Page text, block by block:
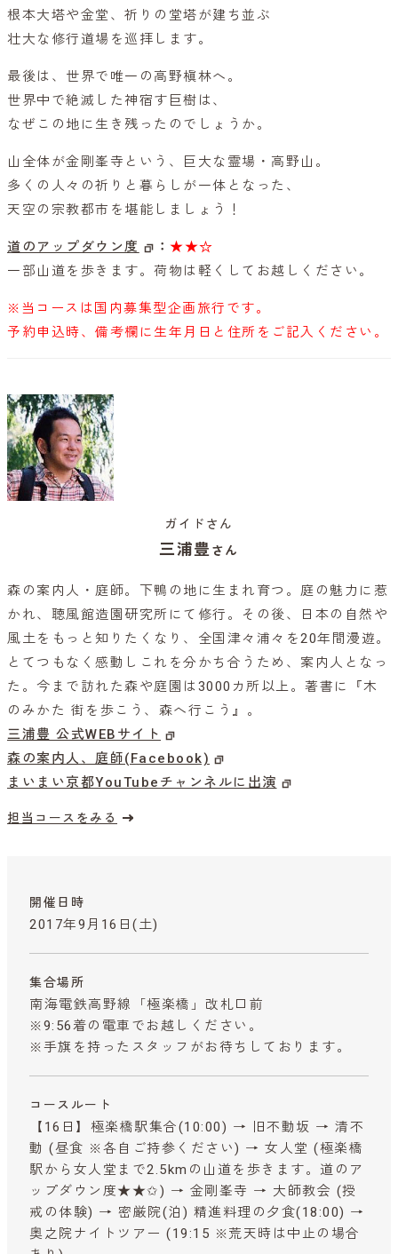
根本大塔や金堂、祈りの堂塔が建ち並ぶ
壮大な修行道場を巡拝します。
最後は、世界で唯一の高野槇林へ。
世界中で絶滅した神宿す巨樹は、
なぜこの地に生き残ったのでしょうか。
山全体が金剛峯寺という、巨大な霊場・高野山。
多くの人々の祈りと暮らしが一体となった、
天空の宗教都市を堪能しましょう！
道のアップダウン度 ： ★★☆
一部山道を歩きます。荷物は軽くしてお越しください。
※当コースは国内募集型企画旅行です。
予約申込時、備考欄に生年月日と住所をご記入ください。
ガイドさん
三浦豊 さん
森の案内人・庭師。下鴨の地に生まれ育つ。庭の魅力に惹
かれ、聴風館造園研究所にて修行。その後、日本の自然や
風土をもっと知りたくなり、全国津々浦々を20年間漫遊。
とてつもなく感動しこれを分かち合うため、案内人となっ
た。今まで訪れた森や庭園は3000カ所以上。著書に『木
のみかた 街を歩こう、森へ行こう』。
三浦豊 公式WEBサイト
森の案内人、庭師(Facebook)
まいまい京都YouTubeチャンネルに出演
担当コースをみる
開催日時
2017年9月16日(土)
集合場所
南海電鉄高野線「極楽橋」改札口前
※9:56着の電車でお越しください。
※手旗を持ったスタッフがお待ちしております。
コースルート
【16日】極楽橋駅集合(10:00) → 旧不動坂 → 清不
動 (昼食 ※各自ご持参ください) → 女人堂 (極楽橋
駅から女人堂まで2.5kmの山道を歩きます。道のア
ップダウン度★★✩) → 金剛峯寺 → 大師教会 (授
戒の体験) → 密厳院(泊) 精進料理の夕食(18:00) →
奥之院ナイトツアー (19:15 ※荒天時は中止の場合